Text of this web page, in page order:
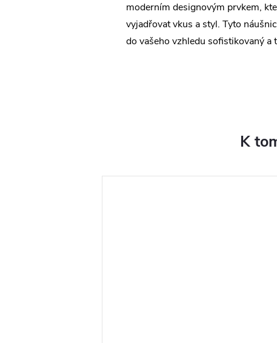
moderním designovým prvkem,
vyjadřovat vkus a styl. Tyto
do vašeho vzhledu sofistikovaný a
K